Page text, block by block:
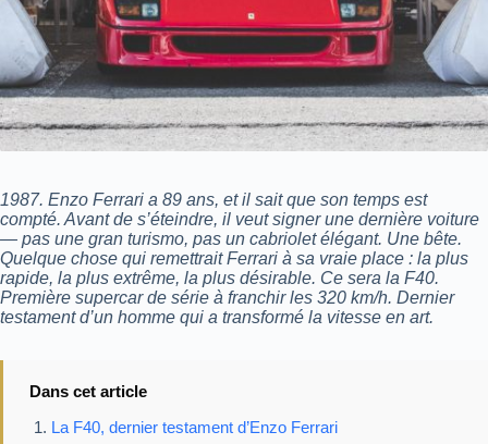
1987. Enzo Ferrari a 89 ans, et il sait que son temps est
compté. Avant de s’éteindre, il veut signer une dernière voiture
— pas une gran turismo, pas un cabriolet élégant. Une bête.
Quelque chose qui remettrait Ferrari à sa vraie place : la plus
rapide, la plus extrême, la plus désirable. Ce sera la F40.
Première supercar de série à franchir les 320 km/h. Dernier
testament d’un homme qui a transformé la vitesse en art.
Dans cet article
La F40, dernier testament d’Enzo Ferrari